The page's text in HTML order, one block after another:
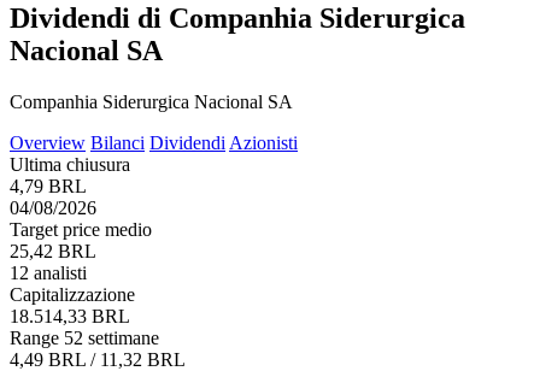
Dividendi di Companhia Siderurgica
Nacional SA
Companhia Siderurgica Nacional SA
Overview Bilanci Dividendi Azionisti
Ultima chiusura
4,79 BRL
04/08/2026
Target price medio
25,42 BRL
12 analisti
Capitalizzazione
18.514,33 BRL
Range 52 settimane
4,49 BRL / 11,32 BRL